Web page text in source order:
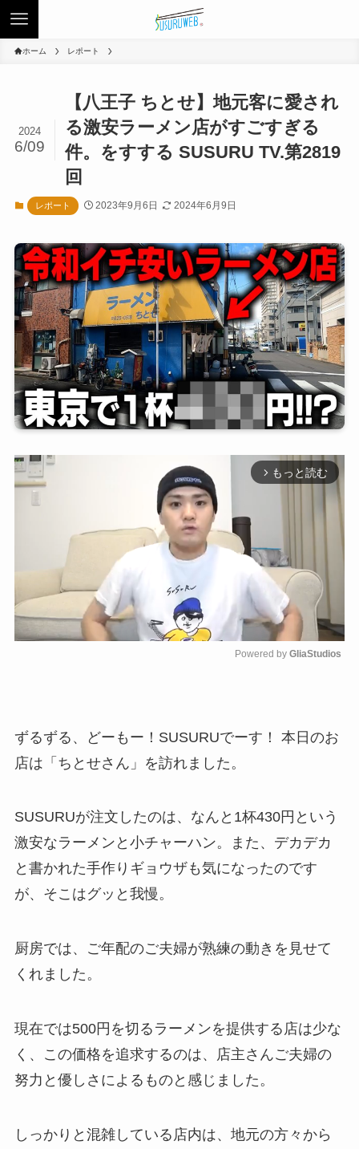
ホーム レポート
【八王子 ちとせ】地元客に愛され
る激安ラーメン店がすごすぎる
件。をすする SUSURU TV.第2819
回
2024
6/09
レポート 2023年9月6日 2024年6月9日
arrow_forward_ios もっと読む
e
Powered by GliaStudios
ずるずる、どーもー！SUSURUでーす！ 本日のお
店は「ちとせさん」を訪れました。
SUSURUが注文したのは、なんと1杯430円という
激安なラーメンと小チャーハン。また、デカデカ
と書かれた手作りギョウザも気になったのです
が、そこはグッと我慢。
厨房では、ご年配のご夫婦が熟練の動きを見せて
くれました。
現在では500円を切るラーメンを提供する店は少な
く、この価格を追求するのは、店主さんご夫婦の
努力と優しさによるものと感じました。
しっかりと混雑している店内は、地元の方々から